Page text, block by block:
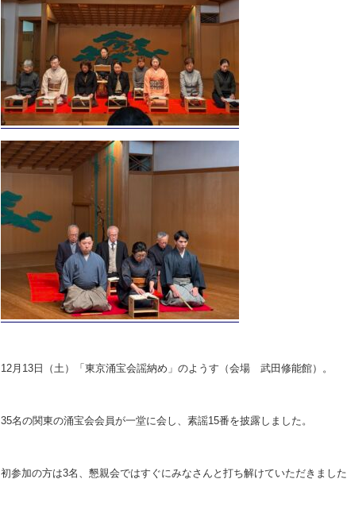
12月13日（土）「東京涌宝会謡納め」のようす（会場 武田修能館）。
35名の関東の涌宝会会員が一堂に会し、素謡15番を披露しました。
初参加の方は3名、懇親会ではすぐにみなさんと打ち解けていただきました